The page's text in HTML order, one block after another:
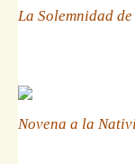
La Solemnidad
Novena a la